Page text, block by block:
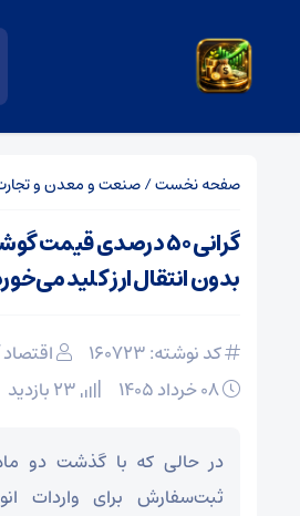
صفحه نخست/صنعت و معدن و
گرانی ۵۰ درصدی قیمت
بدون انتقال ارز کلید
کد نوشته: 160723
اقتصاد
در حالی که با گذشت دو
ثبت‌سفارش برای واردات